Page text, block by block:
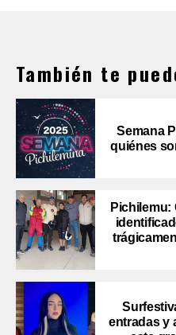
También te
Semana
quiénes
Pichilemu:
entradas y